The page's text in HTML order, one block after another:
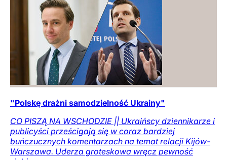
"Polskę drażni samodzielność Ukrainy"
CO PISZĄ NA WSCHODZIE || Ukraińscy dziennikarze i
publicyści prześcigają się w coraz bardziej
buńczucznych komentarzach na temat relacji Kijów-
Warszawa. Uderza groteskowa wręcz pewność